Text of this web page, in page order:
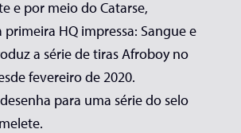
e por meio do Catarse,
HQ impressa: Sangue e
a série de tiras Afroboy no
fevereiro de 2020.
para uma série do selo